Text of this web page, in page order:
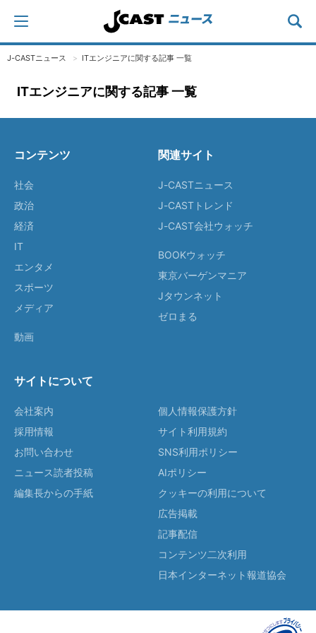
J-CASTニュース ITエンジニアに関する記事 一覧
ITエンジニアに関する記事 一覧
コンテンツ
社会
政治
経済
IT
エンタメ
スポーツ
メディア
動画
関連サイト
J-CASTニュース
J-CASTトレンド
J-CAST会社ウォッチ
BOOKウォッチ
東京バーゲンマニア
Jタウンネット
ゼロまる
サイトについて
会社案内
採用情報
お問い合わせ
ニュース読者投稿
編集長からの手紙
個人情報保護方針
サイト利用規約
SNS利用ポリシー
AIポリシー
クッキーの利用について
広告掲載
記事配信
コンテンツ二次利用
日本インターネット報道協会